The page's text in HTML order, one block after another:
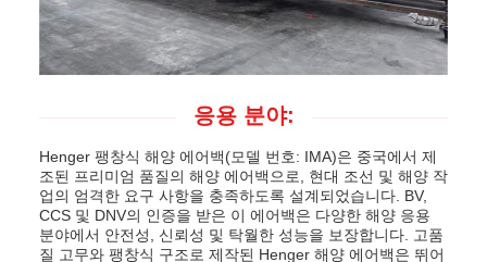
응용 분야:
Henger 팽창식 해양 에어백(모델 번호: IMA)은 중국에서 제
조된 프리미엄 품질의 해양 에어백으로, 현대 조선 및 해양 작
업의 엄격한 요구 사항을 충족하도록 설계되었습니다. BV,
CCS 및 DNV의 인증을 받은 이 에어백은 다양한 해양 응용
분야에서 안전성, 신뢰성 및 탁월한 성능을 보장합니다. 고품
질 고무와 팽창식 구조로 제작된 Henger 해양 에어백은 뛰어